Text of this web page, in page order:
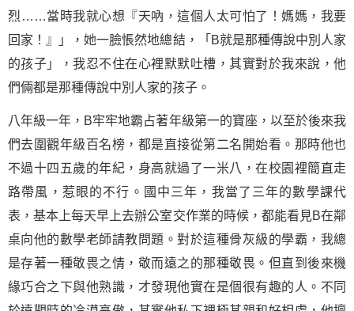
烈……當時我就心想『天吶，這個人太可怕了！媽媽，我要
回家！』」，她一臉悵然地總結，「B就是那種傳說中別人家
的孩子」，我忍不住在心裡默默吐槽，其實對於我來說，他
們倆都是那種傳說中別人家的孩子。
八年級一年，B牢牢地霸占著年級第一的寶座，以至於後來我
們去圍觀年級百名榜，都是直接從第二名開始看。那時他也
不過十四五歲的年紀，身高就過了一米八，在校園裡簡直走
路帶風，惹眼的不行。國中三年，我當了三年的數學課代
表，基本上每天早上去辦公室交作業的時候，都能看見B在鄰
桌向他的數學老師請教問題。對於這種骨灰級的學霸，我總
是存著一種敬畏之情，敬而遠之的那種敬畏。但直到後來機
緣巧合之下與他熟識，才發現他實在是個很有趣的人。不同